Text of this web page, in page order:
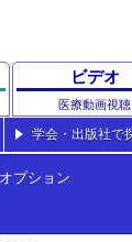
ビデオ
医療動画視聴
学会・出版社で
オプション